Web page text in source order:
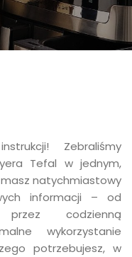
Zebraliśmy
Tefal w jednym,
natychmiastowy
informacji – od
przez codzienną
wykorzystanie
potrzebujesz, w